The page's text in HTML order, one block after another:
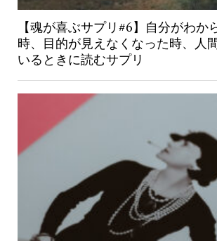
【魂が喜ぶサプリ#6】自分がわか
時、目的が見えなくなった時、人
いるときに読むサプリ